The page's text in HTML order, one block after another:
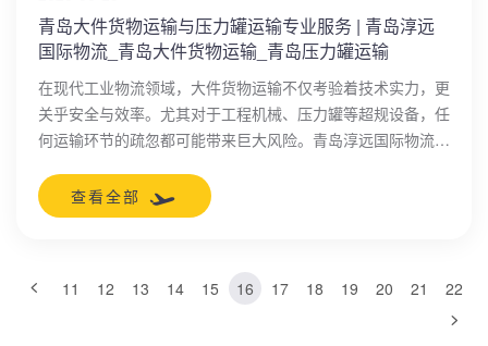
青岛大件货物运输与压力罐运输专业服务 | 青岛淳远
国际物流_青岛大件货物运输_青岛压力罐运输
在现代工业物流领域，大件货物运输不仅考验着技术实力，更
关乎安全与效率。尤其对于工程机械、压力罐等超规设备，任
何运输环节的疏忽都可能带来巨大风险。青岛淳远国际物流有
多年，以专业、可靠的解决方案为客户保驾护航。无论您是需
要青岛大件货物运输，还是青岛压力罐运输，淳远物流都能提
查看全部
11 12 13 14 15 16 17 18 19 20 21 22